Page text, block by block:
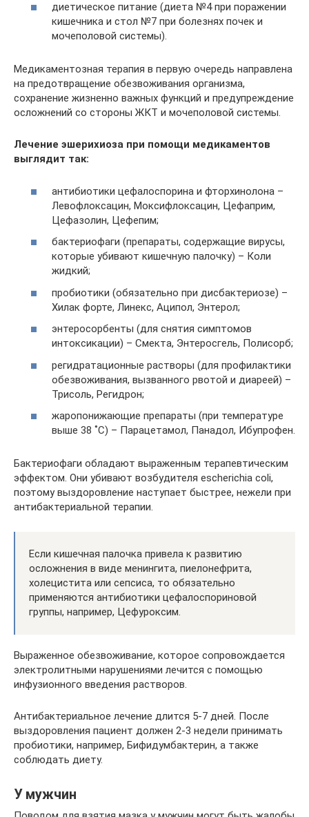
диетическое питание (диета №4 при поражении
кишечника и стол №7 при болезнях почек и
мочеполовой системы).
Медикаментозная терапия в первую очередь направлена
на предотвращение обезвоживания организма,
сохранение жизненно важных функций и предупреждение
осложнений со стороны ЖКТ и мочеполовой системы.
Лечение эшерихиоза при помощи медикаментов
выглядит так:
антибиотики цефалоспорина и фторхинолона –
Левофлоксацин, Моксифлоксацин, Цефаприм,
Цефазолин, Цефепим;
бактериофаги (препараты, содержащие вирусы,
которые убивают кишечную палочку) – Коли
жидкий;
пробиотики (обязательно при дисбактериозе) –
Хилак форте, Линекс, Аципол, Энтерол;
энтеросорбенты (для снятия симптомов
интоксикации) – Смекта, Энтеросгель, Полисорб;
регидратационные растворы (для профилактики
обезвоживания, вызванного рвотой и диареей) –
Трисоль, Регидрон;
жаропонижающие препараты (при температуре
выше 38 ˚С) – Парацетамол, Панадол, Ибупрофен.
Бактериофаги обладают выраженным терапевтическим
эффектом. Они убивают возбудителя escherichia coli,
поэтому выздоровление наступает быстрее, нежели при
антибактериальной терапии.
Если кишечная палочка привела к развитию
осложнения в виде менингита, пиелонефрита,
холецистита или сепсиса, то обязательно
применяются антибиотики цефалоспориновой
группы, например, Цефуроксим.
Выраженное обезвоживание, которое сопровождается
электролитными нарушениями лечится с помощью
инфузионного введения растворов.
Антибактериальное лечение длится 5-7 дней. После
выздоровления пациент должен 2-3 недели принимать
пробиотики, например, Бифидумбактерин, а также
соблюдать диету.
У мужчин